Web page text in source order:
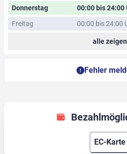
Donnerstag
00:00 bis 24:00
Freitag
00:00 bis 24:00
alle zeigen
Fehler
EC-Karte